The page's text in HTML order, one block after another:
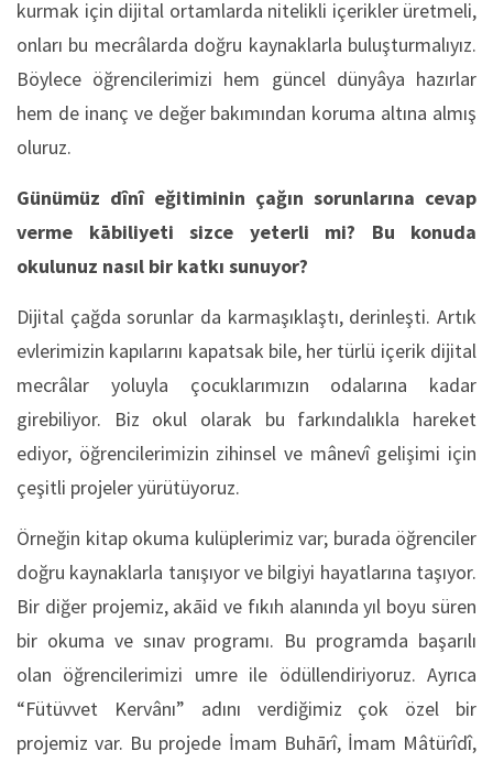
kurmak için dijital ortamlarda nitelikli içerikler üretmeli,
onları bu mecrâlarda doğru kaynaklarla buluşturmalıyız.
Böylece öğrencilerimizi hem güncel dünyâya hazırlar
hem de inanç ve değer bakımından koruma altına almış
oluruz.
Günümüz dînî eğitiminin çağın sorunlarına cevap
verme kābiliyeti sizce yeterli mi? Bu konuda
okulunuz nasıl bir katkı sunuyor?
Dijital çağda sorunlar da karmaşıklaştı, derinleşti. Artık
evlerimizin kapılarını kapatsak bile, her türlü içerik dijital
mecrâlar yoluyla çocuklarımızın odalarına kadar
girebiliyor. Biz okul olarak bu farkındalıkla hareket
ediyor, öğrencilerimizin zihinsel ve mânevî gelişimi için
çeşitli projeler yürütüyoruz.
Örneğin kitap okuma kulüplerimiz var; burada öğrenciler
doğru kaynaklarla tanışıyor ve bilgiyi hayatlarına taşıyor.
Bir diğer projemiz, akāid ve fıkıh alanında yıl boyu süren
bir okuma ve sınav programı. Bu programda başarılı
olan öğrencilerimizi umre ile ödüllendiriyoruz. Ayrıca
“Fütüvvet Kervânı” adını verdiğimiz çok özel bir
projemiz var. Bu projede İmam Buhārî, İmam Mâtürîdî,